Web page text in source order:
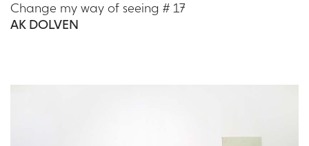
Change my way of seeing # 17
AK DOLVEN